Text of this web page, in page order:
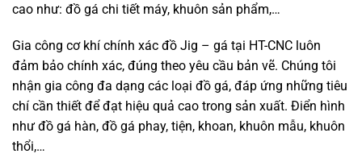
cao như: đồ gá chi tiết máy, khuôn sản phẩm,…
Gia công cơ khí chính xác đồ Jig – gá tại HT-CNC luôn
đảm bảo chính xác, đúng theo yêu cầu bản vẽ. Chúng tôi
nhận gia công đa dạng các loại đồ gá, đáp ứng những tiêu
chí cần thiết để đạt hiệu quả cao trong sản xuất. Điển hình
như đồ gá hàn, đồ gá phay, tiện, khoan, khuôn mẫu, khuôn
thổi,…